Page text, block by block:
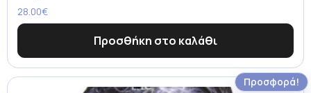
28.00€
Προσθήκη στο καλάθι
Προσφορά!